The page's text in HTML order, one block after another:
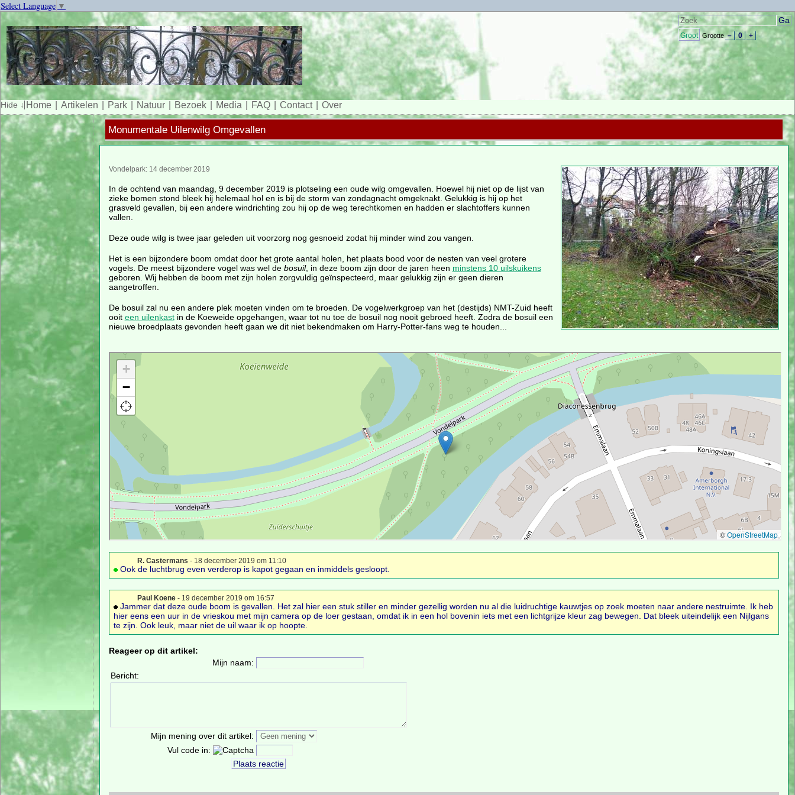
Select Language ▼
Groot Grootte – 0 +
Home Artikelen Park Natuur Bezoek Media FAQ Contact Over
Monumentale Uilenwilg Omgevallen
Vondelpark: 14 december 2019
In de ochtend van maandag, 9 december 2019 is plotseling een oude wilg omgevallen. Hoewel hij niet op de lijst van
zieke bomen stond bleek hij helemaal hol en is bij de storm van zondagnacht omgeknakt. Gelukkig is hij op het
grasveld gevallen, bij een andere windrichting zou hij op de weg terechtkomen en hadden er slachtoffers kunnen
vallen.
Deze oude wilg is twee jaar geleden uit voorzorg nog gesnoeid zodat hij minder wind zou vangen.
Het is een bijzondere boom omdat door het grote aantal holen, het plaats bood voor de nesten van veel grotere
vogels. De meest bijzondere vogel was wel de bosuil, in deze boom zijn door de jaren heen minstens 10 uilskuikens
geboren. Wij hebben de boom met zijn holen zorgvuldig geïnspecteerd, maar gelukkig zijn er geen dieren
aangetroffen.
De bosuil zal nu een andere plek moeten vinden om te broeden. De vogelwerkgroep van het (destijds) NMT-Zuid heeft
ooit een uilenkastin de Koeweide opgehangen, waar tot nu toe de bosuil nog nooit gebroed heeft. Zodra de bosuil een
nieuwe broedplaats gevonden heeft gaan we dit niet bekendmaken om Harry-Potter-fans weg te houden...
R. Castermans - 18 december 2019 om 11:10
Ook de luchtbrug even verderop is kapot gegaan en inmiddels gesloopt.
Paul Koene- 19 december 2019 om 16:57
Jammer dat deze oude boom is gevallen. Het zal hier een stuk stiller en minder gezellig worden nu al die luidruchtige kauwtjes op zoek moeten naar andere nestruimte. Ik heb
hier eens een uur in de vrieskou met mijn camera op de loer gestaan, omdat ik in een hol bovenin iets met een lichtgrijze kleur zag bewegen. Dat bleek uiteindelijk een Nijlgans
te zijn. Ook leuk, maar niet de uil waar ik op hoopte.
Reageer op dit artikel:
Mijn naam:
Bericht:
Mijn mening over dit artikel:
Vul code in: